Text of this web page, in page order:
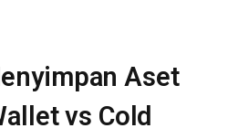
Aset
vs Cold